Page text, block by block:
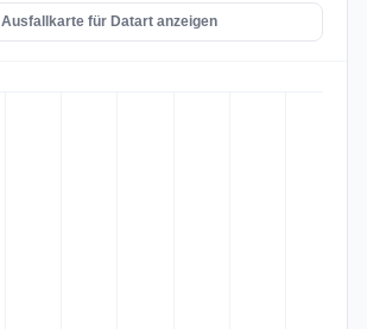
Ausfallkarte für Datart anzeigen